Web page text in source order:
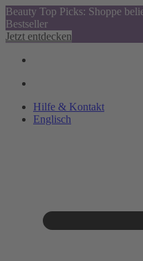
Beauty Top Picks: Shoppe
Bestseller
Jetzt entdecken
Hilfe & Kontakt
Englisch